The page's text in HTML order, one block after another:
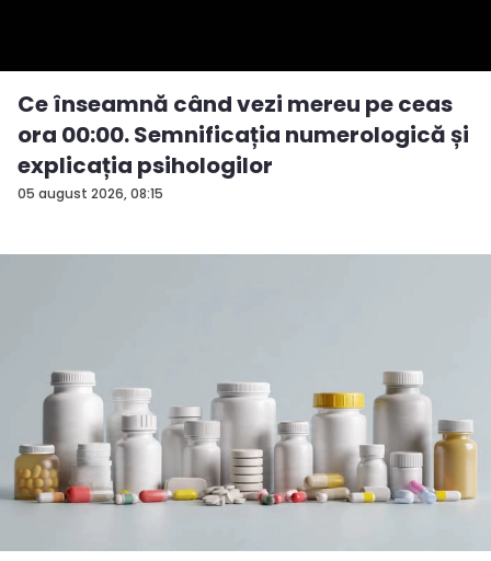
05 august 2026, 08:15
Ce înseamnă când vezi mereu pe ceas
ora 00:00. Semnificația numerologică și
explicația psihologilor